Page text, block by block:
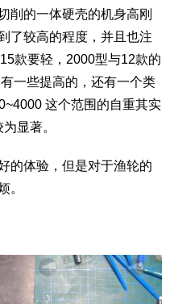
削的一体硬壳的机身高刚
了较高的程度，并且也注
款要轻，2000型与12款的
一些提高的，还有一个类
这个范围的自重其实
显著。
的体验，但是对于渔轮的
。